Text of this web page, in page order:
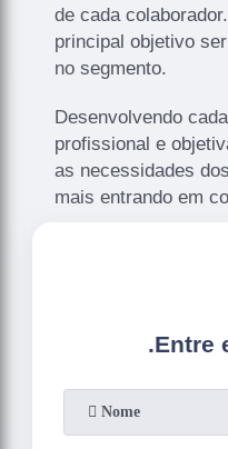
de cada
principal objetivo
no segmento.
Desenvolvendo
profissional e
as necessidades
mais entrando em
.Entre